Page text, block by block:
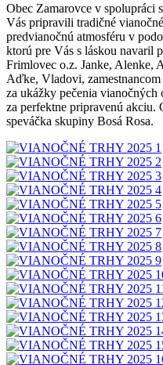
Obec Zamarovce v spolupráci
Vás pripravili tradičné
predvianočnú atmosféru v
ktorú pre Vás s láskou navaril
Frimlovec o.z. Janke, Alenke,
Aďke, Vladovi,
za ukážky pečenia
za perfektne pripravenú akciu.
speváčka skupiny Bosá Rosa.